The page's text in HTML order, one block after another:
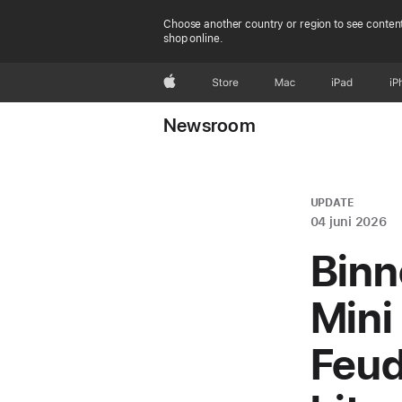
Choose another country or region to see
shop online.
AppleStore Mac iPad
Newsroom
UPDATE
04 juni 2026